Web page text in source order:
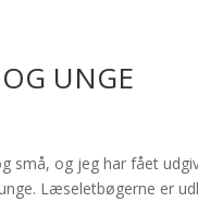
UNGE
små, og jeg har fået
Læseletbøgerne er